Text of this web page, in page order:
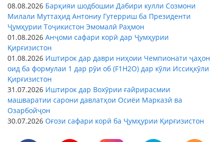
08.08.2026 Барқияи шодбошии Дабири кулли Созмони
Милали Муттаҳид Антониу Гутерриш ба Президенти
Ҷумҳурии Тоҷикистон Эмомалӣ Раҳмон
01.08.2026 Анҷоми сафари корӣ дар Ҷумҳурии
Қирғизистон
01.08.2026 Иштирок дар даври ниҳоии Чемпионати ҷаҳон
оид ба формулаи 1 дар рӯи об (F1H2O) дар кӯли Иссиқкӯли
Қирғизистон
31.07.2026 Иштирок дар Вохӯрии ғайрирасмии
машваратии сарони давлатҳои Осиёи Марказӣ ва
Озарбойҷон
30.07.2026 Оғози сафари корӣ ба Ҷумҳурии Қирғизистон